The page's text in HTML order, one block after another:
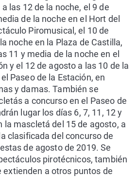
las 12 de la noche, el 9 de
de la noche en el Hort del
Piromusical, el 10 de
noche en la Plaza de Castilla,
11 y media de la noche en el
y el 12 de agosto a las 10 de la
Paseo de la Estación, en
y damas. También se
a concurso en el Paseo de
lugar los días 6, 7, 11, 12 y
la mascletá del 15 de agosto, a
clasificada del concurso de
de agosto de 2019. Se
pirotécnicos, también
extienden a otros puntos de